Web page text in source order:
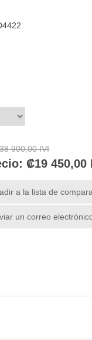
900,00 IVI
₡19 450,00